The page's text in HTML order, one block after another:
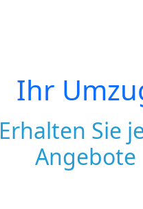
Ihr
Erhalten Sie
Angebote